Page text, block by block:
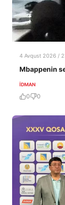
4 Avqust 2026 /
Mbappenin
İDMAN
0 0